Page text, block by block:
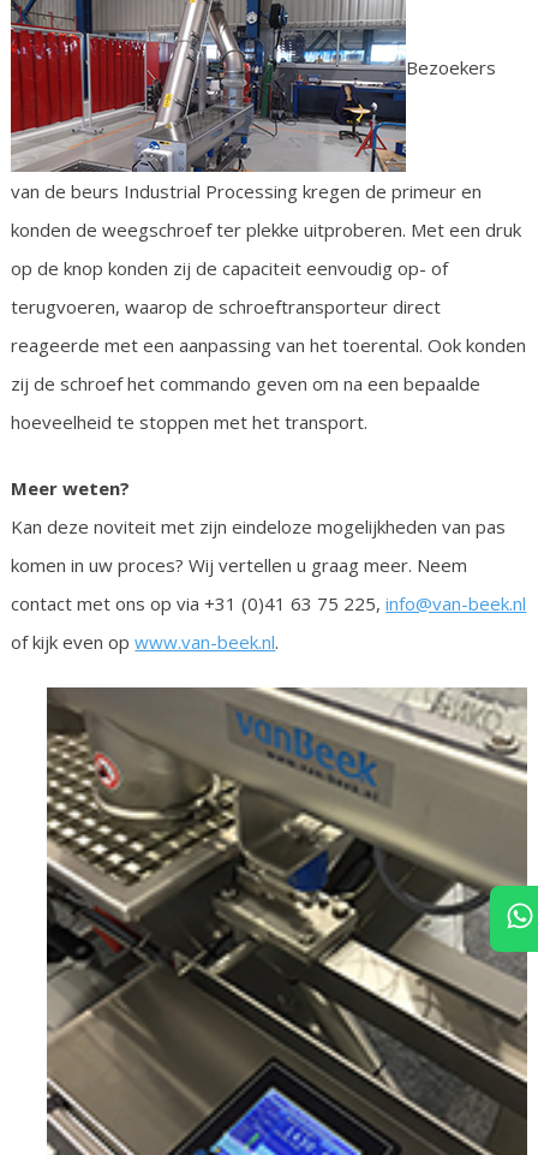
Bezoekers
van de beurs Industrial Processing kregen de primeur en
konden de weegschroef ter plekke uitproberen. Met een druk
op de knop konden zij de capaciteit eenvoudig op- of
terugvoeren, waarop de schroeftransporteur direct
reageerde met een aanpassing van het toerental. Ook konden
zij de schroef het commando geven om na een bepaalde
hoeveelheid te stoppen met het transport.
Meer weten?
Kan deze noviteit met zijn eindeloze mogelijkheden van pas
komen in uw proces? Wij vertellen u graag meer. Neem
contact met ons op via +31 (0)41 63 75 225,info@van-beek.nl
of kijk even opwww.van-beek.nl.